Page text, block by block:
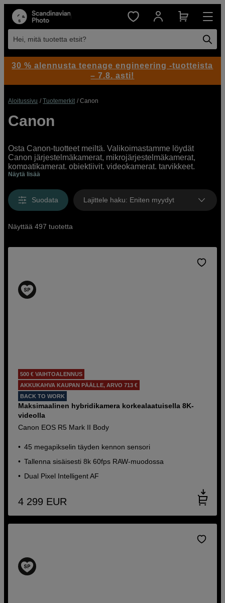
Hei, mitä tuotetta etsit?
Aloitussivu Tuotemerkit Canon
Canon
Osta Canon-tuotteet meiltä. Valikoimastamme löydät
Canon järjestelmäkamerat, mikrojärjestelmäkamerat,
kompatikamerat, objektiivit, videokamerat, tarvikkeet,
tulostimet ja tulostintarvikkeet. Kotisivuillamme on laaja
aloittelijalle
Näytä lisää
Suodata Lajittele haku: Eniten myydyt
Näyttää 497 tuotetta
500 € VAIHTOALENNUS
AKKUKAHVA KAUPAN PÄÄLLE, ARVO 713 €
BACK TO WORK
Maksimaalinen hybridikamera korkealaatuisella 8K-
videolla
Canon EOS R5 Mark II Body
45 megapikselin täyden kennon sensori
Tallenna sisäisesti 8k 60fps RAW-muodossa
Dual Pixel Intelligent AF
4 299 EUR
30 % alennusta teenage engineering -tuotteista
– 7.8. asti!